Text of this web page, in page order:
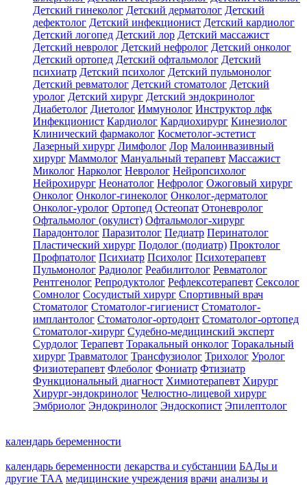
Детский гинеколог Детский дерматолог Детский
дефектолог Детский инфекционист Детский кардиолог
Детский логопед Детский лор Детский массажист
Детский невролог Детский нефролог Детский онколог
Детский ортопед Детский офтальмолог Детский
психиатр Детский психолог Детский пульмонолог
Детский ревматолог Детский стоматолог Детский
уролог Детский хирург Детский эндокринолог
Диабетолог Диетолог Иммунолог Инструктор лфк
Инфекционист Кардиолог Кардиохирург Кинезиолог
Клинический фармаколог Косметолог-эстетист
Лазерный хирург Лимфолог Лор Малоинвазивный
хирург Маммолог Мануальный терапевт Массажист
Миколог Нарколог Невролог Нейропсихолог
Нейрохирург Неонатолог Нефролог Ожоговый хирург
Онколог Онколог-гинеколог Онколог-дерматолог
Онколог-уролог Ортопед Остеопат Отоневролог
Офтальмолог (окулист) Офтальмолог-хирург
Парадонтолог Паразитолог Педиатр Перинатолог
Пластический хирург Подолог (подиатр) Проктолог
Профпатолог Психиатр Психолог Психотерапевт
Пульмонолог Радиолог Реабилитолог Ревматолог
Рентгенолог Репродуктолог Рефлексотерапевт Сексолог
Сомнолог Сосудистый хирург Спортивный врач
Стоматолог Стоматолог-гигиенист Стоматолог-
имплантолог Стоматолог-ортодонт Стоматолог-ортопед
Стоматолог-хирург Судебно-медицинский эксперт
Сурдолог Терапевт Торакальный онколог Торакальный
хирург Травматолог Трансфузиолог Трихолог Уролог
Физиотерапевт Флеболог Фониатр Фтизиатр
Функциональный диагност Химиотерапевт Хирург
Хирург-эндокринолог Челюстно-лицевой хирург
Эмбриолог Эндокринолог Эндоскопист Эпилептолог
календарь беременности
календарь беременности лекарства и субстанции БАДы и
другие ТАА медицинские учреждения врачи анализы и